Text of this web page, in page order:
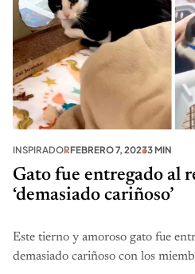
INSPIRADORFEBRERO 7, 20233 MIN
Gato fue entregado al
‘demasiado cariñoso’
Este tierno y amoroso gato fue
demasiado cariñoso con los